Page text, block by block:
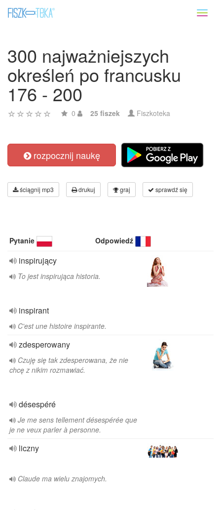
300 najważniejszych
określeń po francusku
176 - 200
0 25 fiszek Fiszkoteka
rozpocznij naukę
ściągnij mp3 drukuj graj sprawdź się
Pytanie Odpowiedź
inspirujący
To jest inspirująca historia.
inspirant
C'est une histoire inspirante.
zdesperowany
Czuję się tak zdesperowana, że nie
chcę z nikim rozmawiać.
désespéré
Je me sens tellement désespérée que
je ne veux parler à personne.
liczny
Claude ma wielu znajomych.